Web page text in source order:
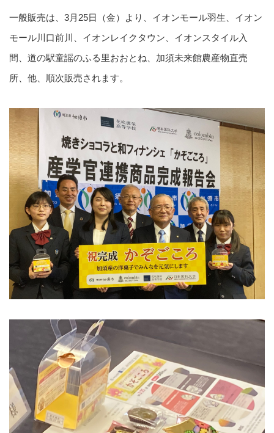
一般販売は、 3月 25日（金）より、イオンモール羽生、イオン
モール川口前川、イオンレイクタウン、イオンスタイル入
間、道の駅童謡のふる里おおとね、加須未来館農産物直売
所、他、順次販売されます。